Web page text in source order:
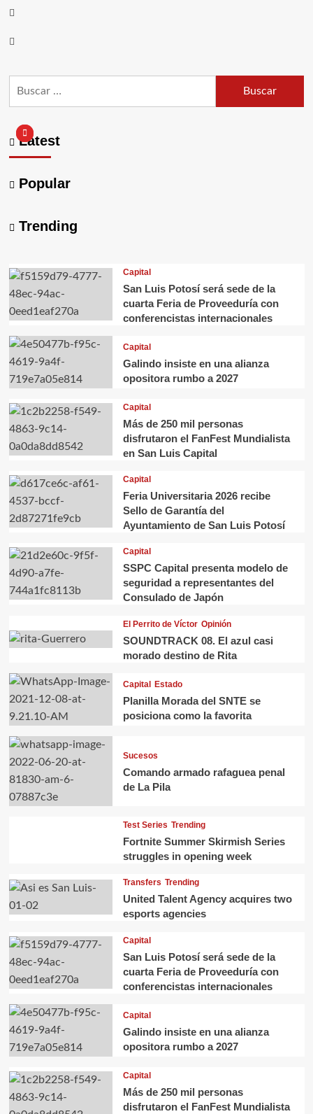
Facebook
Twitter
Latest
Popular
Trending
Capital
San Luis Potosí será sede de la
cuarta Feria de Proveeduría con
conferencistas internacionales
Capital
Galindo insiste en una alianza
opositora rumbo a 2027
Capital
Más de 250 mil personas
disfrutaron el FanFest Mundialista
en San Luis Capital
Capital
Feria Universitaria 2026 recibe
Sello de Garantía del
Ayuntamiento de San Luis Potosí
Capital
SSPC Capital presenta modelo de
seguridad a representantes del
Consulado de Japón
El Perrito de Víctor Opinión
SOUNDTRACK 08. El azul casi
morado destino de Rita
Capital Estado
Planilla Morada del SNTE se
posiciona como la favorita
Sucesos
Comando armado rafaguea penal
de La Pila
Test Series Trending
Fortnite Summer Skirmish Series
struggles in opening week
Transfers Trending
United Talent Agency acquires two
esports agencies
Capital
San Luis Potosí será sede de la
cuarta Feria de Proveeduría con
conferencistas internacionales
Capital
Galindo insiste en una alianza
opositora rumbo a 2027
Capital
Más de 250 mil personas
disfrutaron el FanFest Mundialista